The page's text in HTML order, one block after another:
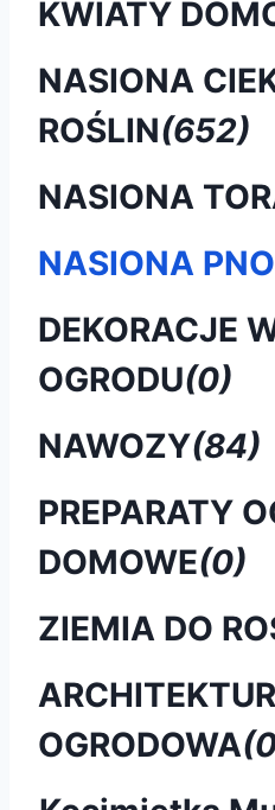
KWIATY
NASIONA
ROŚLIN(652)
NASIONA
NASIONA
DEKORACJE
OGRODU(0)
NAWOZY(84)
PREPARATY
DOMOWE(0)
ZIEMIA DO
OGRODOWA